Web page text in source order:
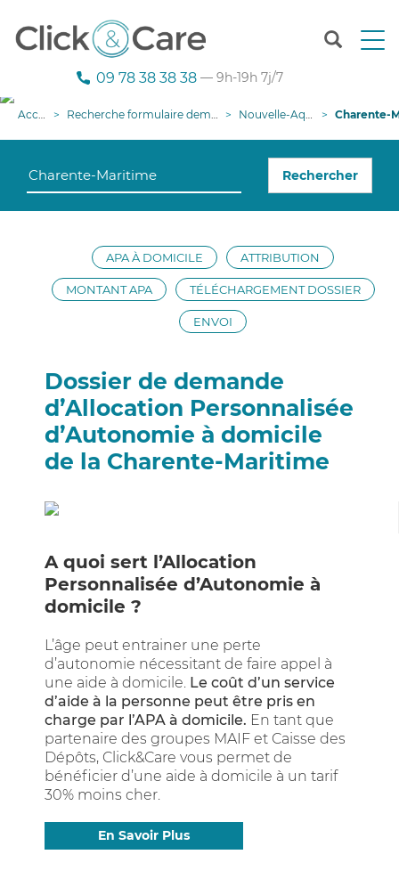
T
l
n
a
i
g
o
09 78 38 38 38 — 9h-19h 7j/7
Accueil Recherche formulaire demande APA Nouvelle-Aquitaine Charente-
Rechercher
APA À DOMICILE ATTRIBUTION
MONTANT APA TÉLÉCHARGEMENT DOSSIER
ENVOI
Dossier de demande
d’Allocation Personnalisée
d’Autonomie à domicile
de la Charente-Maritime
A quoi sert l’Allocation
Personnalisée d’Autonomie à
domicile ?
L’âge peut entrainer une perte
d’autonomie nécessitant de faire appel à
une aide à domicile. Le coût d’un service
d’aide à la personne peut être pris en
charge par l’APA à domicile. En tant que
partenaire des groupes MAIF et Caisse des
Dépôts, Click&Care vous permet de
bénéficier d’une aide à domicile à un tarif
30% moins cher.
En Savoir Plus